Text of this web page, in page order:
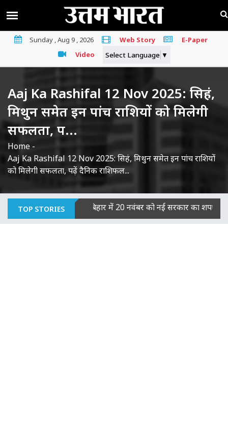
Sunday , Aug 9 , 2026 Web Story
E-Paper
Video
Select Language ▼
Aaj Ka Rashifal 12 Nov 2025: सिहं,
मिथुन समेत इन पांच राशियों को मिलेगी
सफलता, प...
Home -
Aaj Ka Rashifal 12 Nov 2025: सिहं, मिथुन समेत इन पांच राशियों
को मिलेगी सफलता, पढ़ें दैनिक राशिफल...
TOP STORIES
माना दोषी|बिहार में 20 नवंबर को नई सरकार का शपथ ग्रहण, JDU-